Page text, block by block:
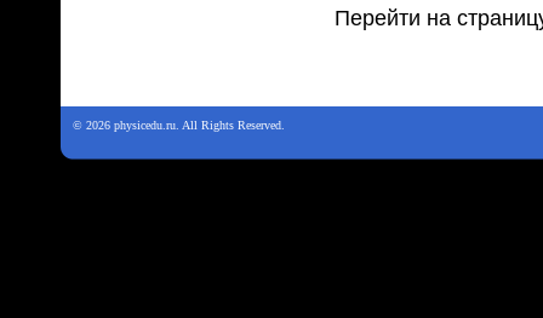
Перейти на
© 2026 physicedu.ru. All Rights Reserved.